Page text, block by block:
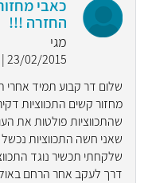
החזרה !!!
מגי
23/02/2015 | 13:26
שלום דר קבוע תמיד אחרי
מחזור קשים התכווציות
שהתכווציות פולטות את
שאני חשה התכווציות
שלקחתי תכשיר נוגד
דרך לעקב אחר הרחם